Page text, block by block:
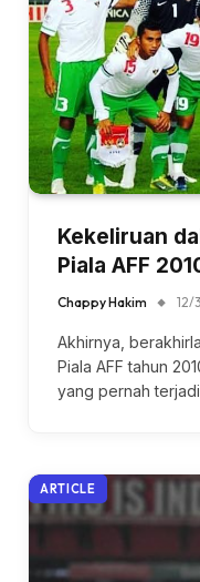
Kekeliruan
Piala AFF
Chappy Hakim 12/
Akhirnya,
Piala AFF tahun
yang pernah
ARTICLE